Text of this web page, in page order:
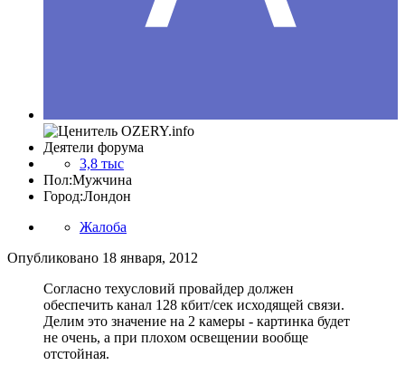
Деятели форума
3,8 тыс
Пол:Мужчина
Город:Лондон
Жалоба
Опубликовано 18 января, 2012
Согласно техусловий провайдер должен
обеспечить канал 128 кбит/сек исходящей связи.
Делим это значение на 2 камеры - картинка будет
не очень, а при плохом освещении вообще
отстойная.